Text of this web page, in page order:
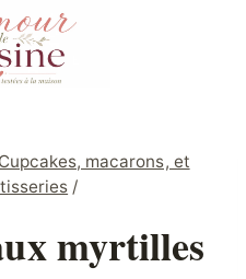
Cupcakes, macarons, et
/
myrtilles